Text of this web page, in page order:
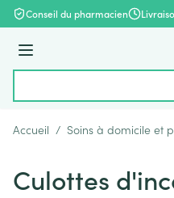
Aller au contenu
Conseil du pharmacien
Menu
Accueil / Soins à domicile et
Culottes